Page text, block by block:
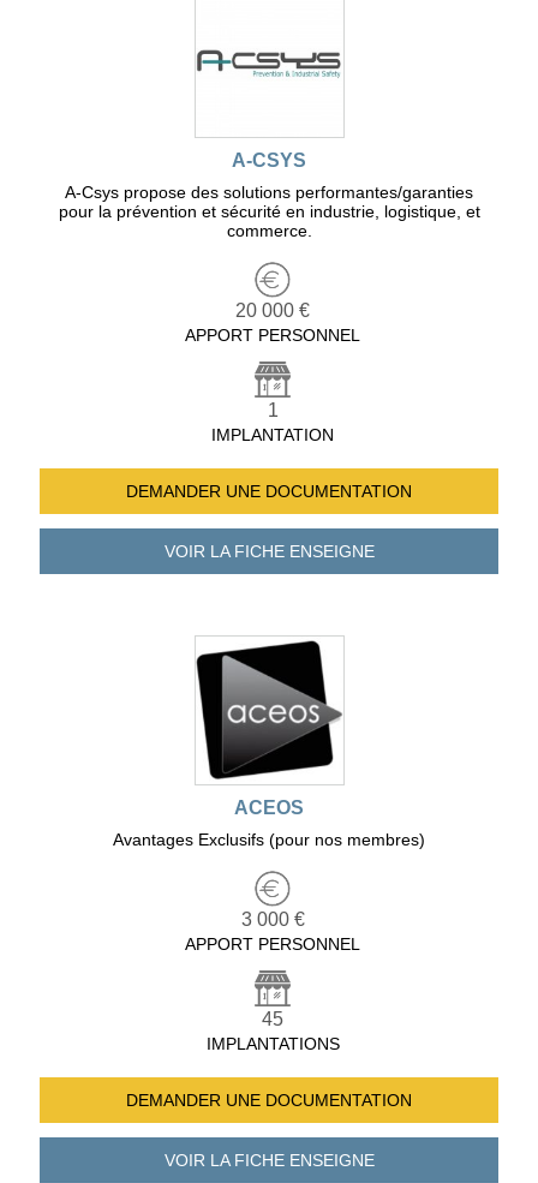
A-CSYS
A-Csys propose des solutions performantes/garanties
pour la prévention et sécurité en industrie, logistique, et
commerce.
20 000 €
APPORT PERSONNEL
1
IMPLANTATION
DEMANDER UNE DOCUMENTATION
VOIR LA FICHEENSEIGNE
ACEOS
Avantages Exclusifs (pour nos membres)
3 000 €
APPORT PERSONNEL
45
IMPLANTATIONS
DEMANDER UNE DOCUMENTATION
VOIR LA FICHEENSEIGNE